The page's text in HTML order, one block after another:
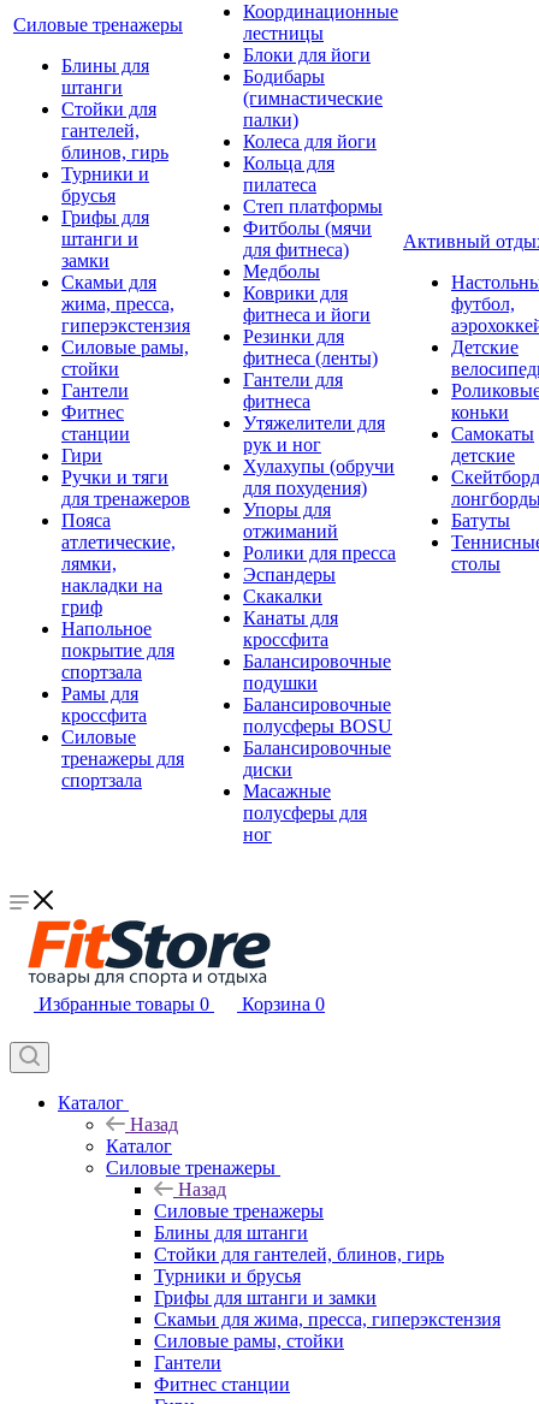
Силовые тренажеры
Блины для
штанги
Стойки для
гантелей,
блинов, гирь
Турники и
брусья
Грифы для
штанги и
замки
Скамьи для
жима, пресса,
гиперэкстензия
Силовые рамы,
стойки
Гантели
Фитнес
станции
Гири
Ручки и тяги
для тренажеров
Пояса
атлетические,
лямки,
накладки на
гриф
Напольное
покрытие для
спортзала
Рамы для
кроссфита
Силовые
тренажеры для
спортзала
Координационные
лестницы
Блоки для йоги
Бодибары
(гимнастические
палки)
Колеса для йоги
Кольца для
пилатеса
Степ платформы
Фитболы (мячи
для фитнеса)
Медболы
Коврики для
фитнеса и йоги
Резинки для
фитнеса (ленты)
Гантели для
фитнеса
Утяжелители для
рук и ног
Хулахупы (обручи
для похудения)
Упоры для
отжиманий
Ролики для пресса
Эспандеры
Скакалки
Канаты для
кроссфита
Балансировочные
подушки
Балансировочные
полусферы BOSU
Балансировочные
диски
Масажные
полусферы для
ног
Активный
футбол,
Детские
коньки
Самокаты
детские
Батуты
столы
Избранные товары 0 Корзина 0
Каталог
Назад
Каталог
Силовые тренажеры
Назад
Силовые тренажеры
Блины для штанги
Стойки для гантелей, блинов, гирь
Турники и брусья
Грифы для штанги и замки
Скамьи для жима, пресса, гиперэкстензия
Силовые рамы, стойки
Гантели
Фитнес станции